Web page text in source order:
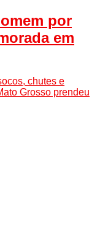
por
em
chutes e
Grosso prendeu